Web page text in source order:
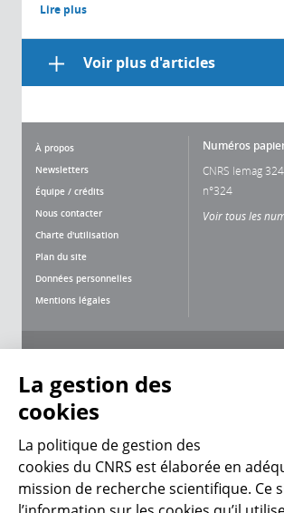
Lire plus
Voir plus d'articles
À propos
Newsletters
Équipe / crédits
Nous contacter
Charte d'utilisation
Plan du site
Données personnelles
Mentions légales
Numéros
CNRS lemag 324
n°324
Voir tous les
CNRS Le Mag
La gestion des
cookies
La politique de gestion des
cookies du CNRS est élaborée en
mission de recherche scientifique. Ce